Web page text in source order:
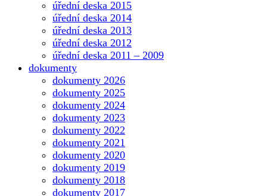
úřední deska 2015
úřední deska 2014
úřední deska 2013
úřední deska 2012
úřední deska 2011 – 2009
dokumenty
dokumenty 2026
dokumenty 2025
dokumenty 2024
dokumenty 2023
dokumenty 2022
dokumenty 2021
dokumenty 2020
dokumenty 2019
dokumenty 2018
dokumenty 2017